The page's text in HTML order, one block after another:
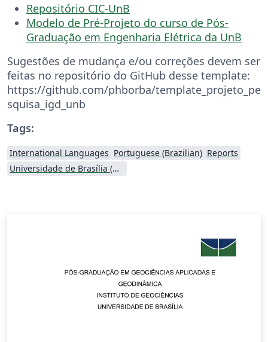
Repositório CIC-UnB
Modelo de Pré-Projeto do curso de Pós-
Graduação em Engenharia Elétrica da UnB
Sugestões de mudança e/ou correções devem ser
feitas no repositório do GitHub desse template:
https://github.com/phborba/template_projeto_pe
squisa_igd_unb
Tags:
International Languages Portuguese (Brazilian) Reports
Universidade de Brasília (UnB)